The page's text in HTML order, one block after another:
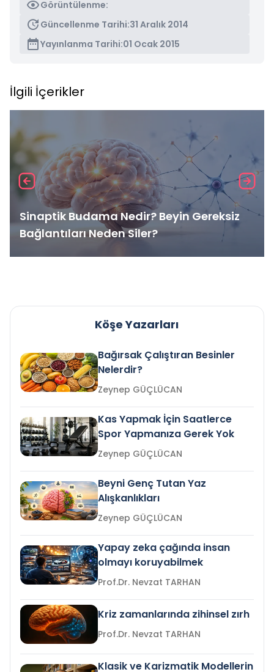
Görüntülenme:
Güncellenme Tarihi:31 Aralık 2014
Yayınlanma Tarihi:01 Ocak 2015
İlgili İçerikler
Sinaptik Budama Nedir? Beyin Gereksiz
Bağlantıları Neden Siler?
Köşe Yazarları
Bağırsak Çalıştıran Besinler
Nelerdir?
Zeynep GÜÇLÜCAN
Kas Yapmak İçin Saatlerce
Spor Yapmanıza Gerek Yok
Zeynep GÜÇLÜCAN
Beyni Genç Tutan Yaz
Alışkanlıkları
Zeynep GÜÇLÜCAN
Yapay zeka çağında insan
olmayı koruyabilmek
Prof.Dr. Nevzat TARHAN
Kriz zamanlarında zihinsel zırh
Prof.Dr. Nevzat TARHAN
Klasik ve Karizmatik Modellerin